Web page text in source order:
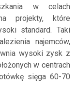
w celach
projekty, które
standard. Taki
najemców,
wysoki zysk z
w centrach
sięga 60-70